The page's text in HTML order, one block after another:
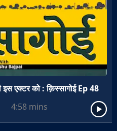
इस एक्टर को : क़िस्सागोई Ep 48
4:58 mins